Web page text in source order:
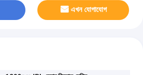
এখন যোগাযোগ